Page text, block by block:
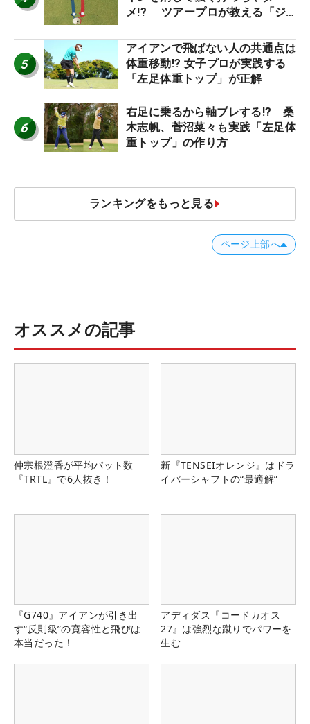
メ!? ツアープロが教える「ジ
減するワケ
5
アイアンで飛ばない人の共通点は
体重移動!? 女子プロが実践する
「左足体重トップ」が正解
6
右足に乗るから軸ブレする!? 桑
木志帆、菅沼菜々も実践「左足体
重トップ」の作り方
ランキングをもっと見る
ページ上部へ
オススメの記事
仲宗根澄香が平均パット数
『TRTL』で6人抜き！
新『TENSEIオレンジ』はドラ
イバーシャフトの“最適解”
『G740』アイアンが引き出
す“反則級”の寛容性と飛びは
本当だった！
アディダス『コードカオス
27』は強烈な蹴りでパワーを
生む